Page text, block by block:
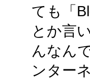
ても「
とか言
んなん
ンター